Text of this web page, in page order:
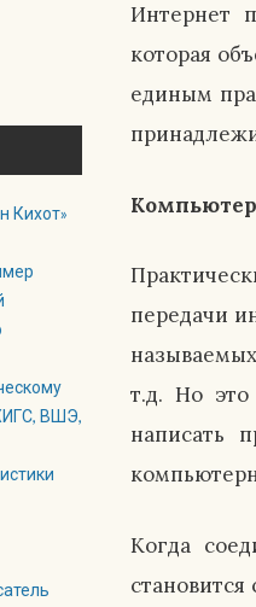
Интернет
которая
единым
передачи
т.д. Но
написать
Когда
Кихот»
ВШЭ,